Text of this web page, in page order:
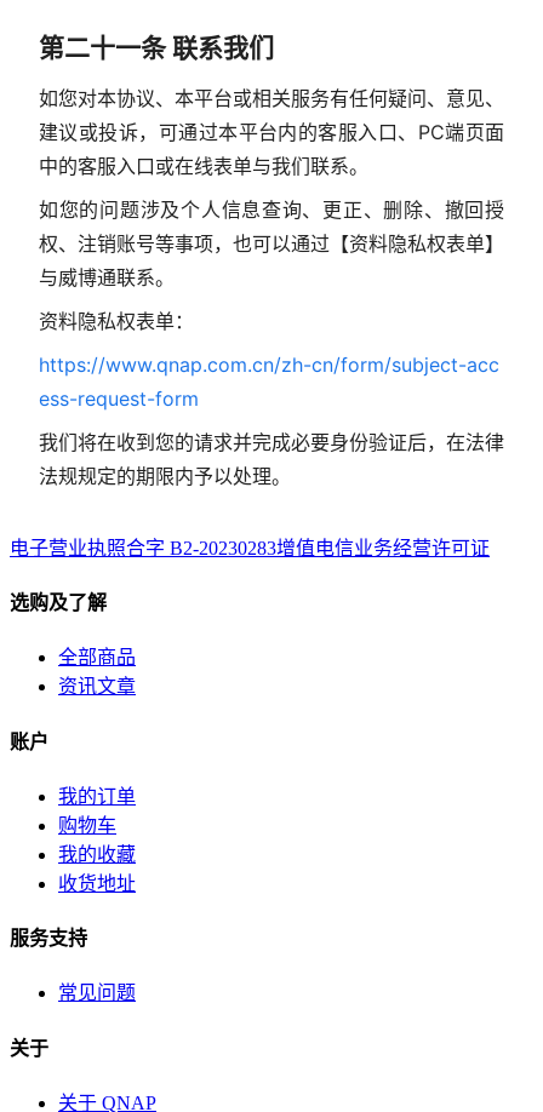
第二十一条 联系我们
如您对本协议、本平台或相关服务有任何疑问、意见、
建议或投诉，可通过本平台内的客服入口、PC端页面
中的客服入口或在线表单与我们联系。
如您的问题涉及个人信息查询、更正、删除、撤回授
权、注销账号等事项，也可以通过【资料隐私权表单】
与威博通联系。
资料隐私权表单：
https://www.qnap.com.cn/zh-cn/form/subject-acc
ess-request-form
我们将在收到您的请求并完成必要身份验证后，在法律
法规规定的期限内予以处理。
电子营业执照合字 B2-20230283增值电信业务经营许可证
选购及了解
全部商品
资讯文章
账户
我的订单
购物车
我的收藏
收货地址
服务支持
常见问题
关于
关于 QNAP